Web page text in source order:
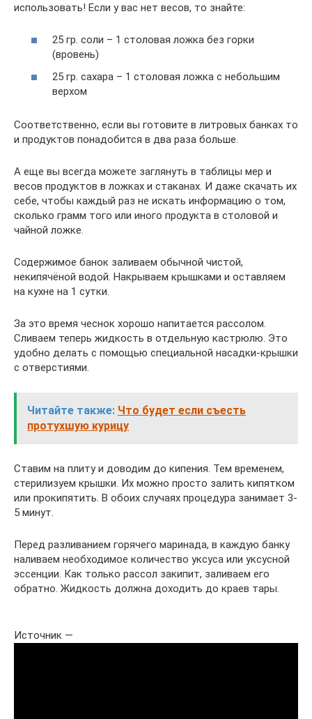
использовать! Если у вас нет весов, то знайте:
25 гр. соли – 1 столовая ложка без горки
(вровень)
25 гр. сахара – 1 столовая ложка с небольшим
верхом
Соответственно, если вы готовите в литровых банках то
и продуктов понадобится в два раза больше.
А еще вы всегда можете заглянуть в таблицы мер и
весов продуктов в ложках и стаканах. И даже скачать их
себе, чтобы каждый раз не искать информацию о том,
сколько грамм того или иного продукта в столовой и
чайной ложке.
Содержимое банок заливаем обычной чистой,
некипячёной водой. Накрываем крышками и оставляем
на кухне на 1 сутки.
За это время чеснок хорошо напитается рассолом.
Сливаем теперь жидкость в отдельную кастрюлю. Это
удобно делать с помощью специальной насадки-крышки
с отверстиями.
Читайте также: Что будет если съесть
протухшую курицу
Ставим на плиту и доводим до кипения. Тем временем,
стерилизуем крышки. Их можно просто залить кипятком
или прокипятить. В обоих случаях процедура занимает 3-
5 минут.
Перед разливанием горячего маринада, в каждую банку
наливаем необходимое количество уксуса или уксусной
эссенции. Как только рассол закипит, заливаем его
обратно. Жидкость должна доходить до краев тары.
Источник —